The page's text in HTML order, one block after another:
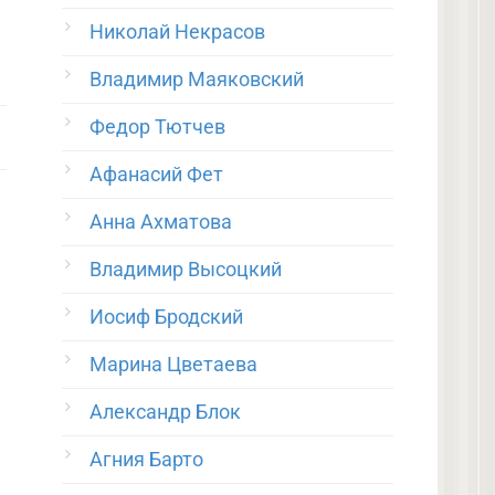
Николай Некрасов
Владимир Маяковский
Федор Тютчев
Афанасий Фет
Анна Ахматова
Владимир Высоцкий
Иосиф Бродский
Марина Цветаева
Александр Блок
Агния Барто